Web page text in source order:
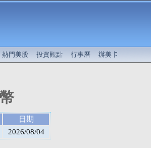
熱門美股 投資觀點 行事曆 辦美卡
日期
2026/08/04